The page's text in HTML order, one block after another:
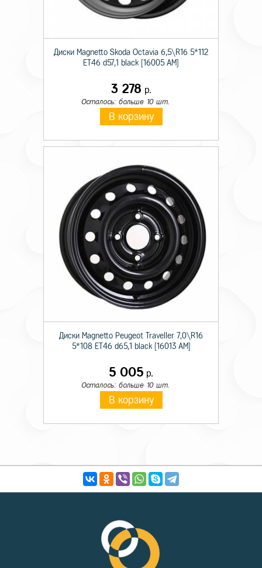
Диски Magnetto Skoda Octavia 6,5\R16 5*112
ET46 d57,1 black [16005 AM]
3 278 р.
Осталось: больше 10 шт.
В корзину
Диски Magnetto Peugeot Traveller 7,0\R16
5*108 ET46 d65,1 black [16013 AM]
5 005 р.
Осталось: больше 10 шт.
В корзину